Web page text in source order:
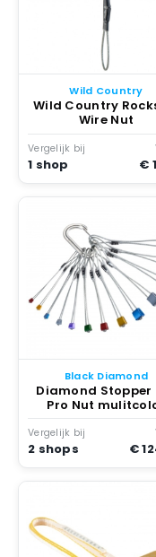
Wild Country
Wild Country
Wire Nut
Vergelijk bij
1 shop €
Black Diamond
Diamond Stopper
Pro Nut
Multicolor
Vergelijk bij
2 shops €